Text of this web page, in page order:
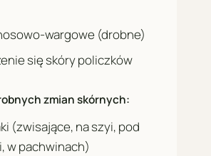
wargowe (drobne)
się skóry policzków
zmian skórnych:
(zwisające, na szyi, pod
w pachwinach)